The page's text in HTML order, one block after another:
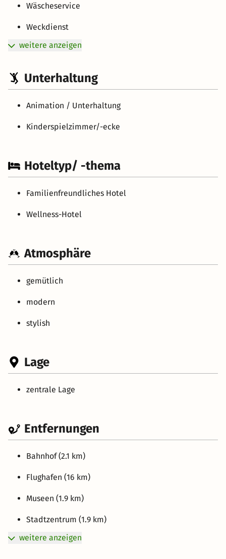
Wäscheservice
Weckdienst
weitere anzeigen
Unterhaltung
Animation / Unterhaltung
Kinderspielzimmer/-ecke
Hoteltyp/ -thema
Familienfreundliches Hotel
Wellness-Hotel
Atmosphäre
gemütlich
modern
stylish
Lage
zentrale Lage
Entfernungen
Bahnhof (2.1 km)
Flughafen (16 km)
Museen (1.9 km)
Stadtzentrum (1.9 km)
weitere anzeigen